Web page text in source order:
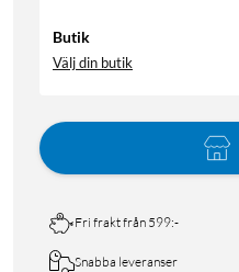
Butik
Välj din butik
Fri frakt från 599:-
Snabba leveranser